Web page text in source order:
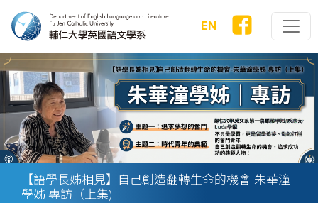
EN
恭賀本系蔡中蓓老師獲得114 學年度教學成果獎得
獎!
Previous Next